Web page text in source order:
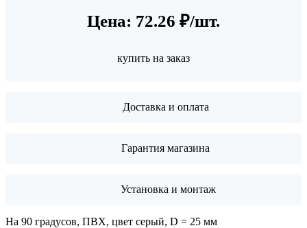
Цена: 72.26 ₽/шт.
купить на заказ
Доставка и оплата
Гарантия магазина
Установка и монтаж
На 90 градусов, ПВХ, цвет серый, D = 25 мм